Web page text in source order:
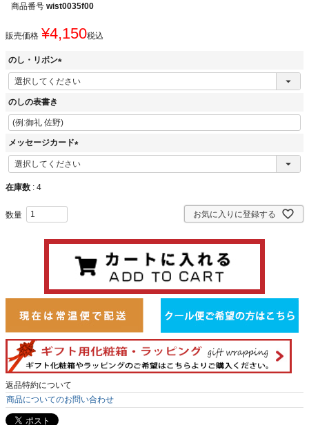
商品番号 wist0035f00
販売価格 ¥4,150税込
のし・リボン
(
必
)
のしの表書き
メッセージカード
(
必
在庫数 4
お気に入りに登録する
返品特約について
商品についてのお問い合わせ